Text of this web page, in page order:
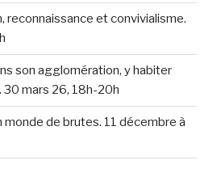
reconnaissance et convivialisme.
son agglomération, y habiter
30 mars 26, 18h-20h
monde de brutes. 11 décembre à